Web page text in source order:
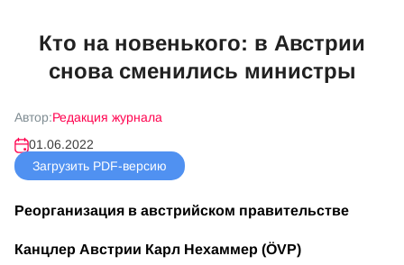
Кто на новенького: в Австрии
снова сменились министры
Автор:Редакция журнала
01.06.2022
Загрузить PDF-версию
Реорганизация в австрийском правительстве
Канцлер Австрии Карл Нехаммер (ÖVP)